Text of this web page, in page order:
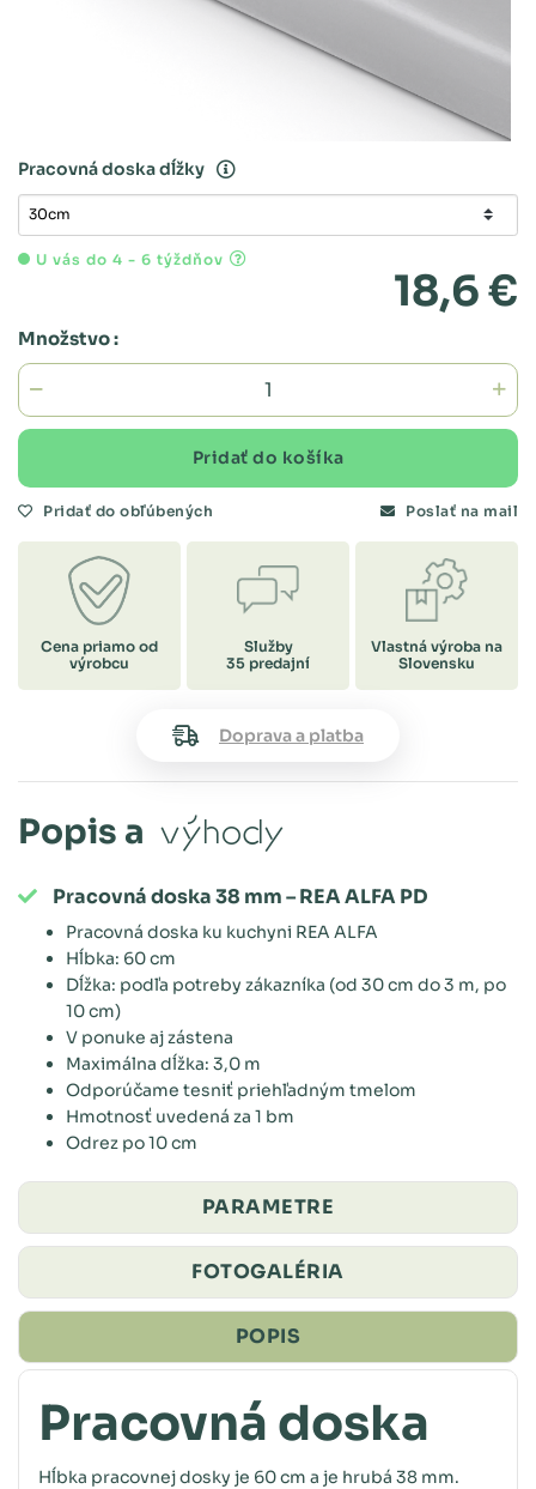
Pracovná doska dĺžky
U vás do 4 - 6 týždňov
18,6 €
Množstvo :
Pridať do košíka
Pridať do obľúbených Poslať na mail
Cena priamo od
výrobcu
Služby
35 predajní
Vlastná výroba na
Slovensku
Doprava a platba
Popis a výhody
Pracovná doska 38 mm – REA ALFA PD
Pracovná doska ku kuchyni REA ALFA
Hĺbka: 60 cm
Dĺžka: podľa potreby zákazníka (od 30 cm do 3 m, po
10 cm)
V ponuke aj zástena
Maximálna dĺžka: 3,0 m
Odporúčame tesniť priehľadným tmelom
Hmotnosť uvedená za 1 bm
Odrez po 10 cm
PARAMETRE
FOTOGALÉRIA
POPIS
Pracovná doska
Hĺbka pracovnej dosky je 60 cm a je hrubá 38 mm.